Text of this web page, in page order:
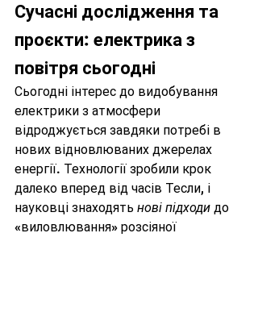
Сучасні дослідження та
проєкти: електрика з
повітря сьогодні
Сьогодні інтерес до видобування
електрики з атмосфери
відроджується завдяки потребі в
нових відновлюваних джерелах
енергії. Технології зробили крок
далеко вперед від часів Тесли, і
науковці знаходять нові підходи до
«виловлювання» розсіяної